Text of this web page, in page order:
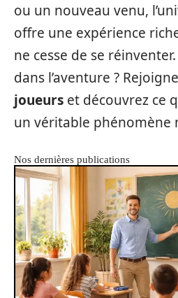
ou un nouveau venu,
offre une expérience
ne cesse de se
dans l’aventure ?
joueurs et découvrez ce
un véritable phénomène
Nos dernières publications